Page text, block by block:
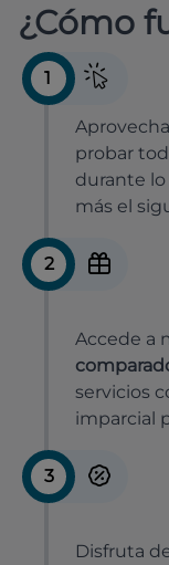
¿Cómo
1
probar
durante
más el
2
Accede a
servicios
imparcial
3
Disfruta